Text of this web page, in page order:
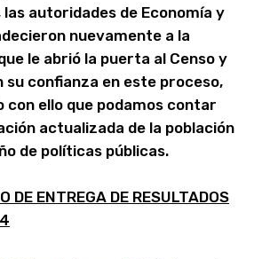
las autoridades de Economía y
nuevamente a la
le abrió la puerta al Censo y
su confianza en este proceso,
con ello que podamos contar
actualizada de la población
de políticas públicas.
DE ENTREGA DE RESULTADOS